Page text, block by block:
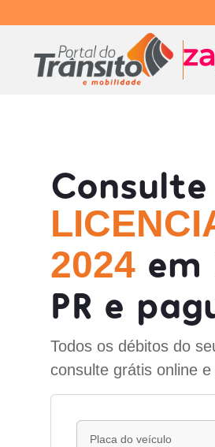
Consulte
2024 em
PR e
Todos os débitos do
consulte grátis online